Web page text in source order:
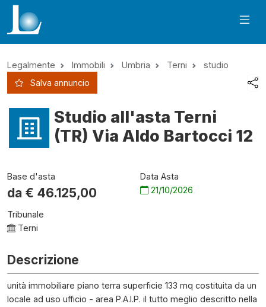
Legalmente Immobili Umbria Terni
studio
Salva annuncio
Studio all'asta Terni
(TR) Via Aldo Bartocci 12
Base d'asta
da € 46.125,00
Data Asta
21/10/2026
Tribunale
Terni
Descrizione
unità immobiliare piano terra superficie 133 mq costituita da un
locale ad uso ufficio - area P.A.I.P. il tutto meglio descritto nella